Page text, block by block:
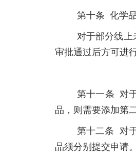
第十条 化学
对于部分线上
审批通过后方可进
第十一条 对
品，则需要添加第
第十二条 对
品须分别提交申请。